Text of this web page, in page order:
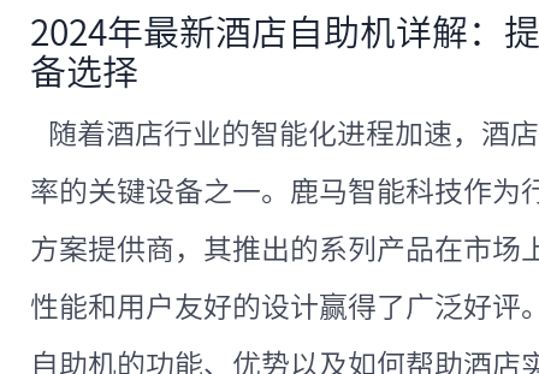
2024年最新酒店自助机详解：
备选择
随着酒店行业的智能化进程加速，酒
率的关键设备之一。鹿马智能科技作为
方案提供商，其推出的系列产品在市场
性能和用户友好的设计赢得了广泛好评
自助机的功能、优势以及如何帮助酒店